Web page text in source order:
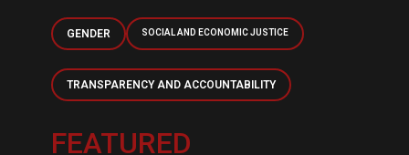
GENDER SOCIAL AND ECONOMIC JUSTICE
TRANSPARENCY AND ACCOUNTABILITY
FEATURED